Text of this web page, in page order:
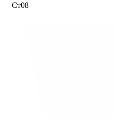
Ст08